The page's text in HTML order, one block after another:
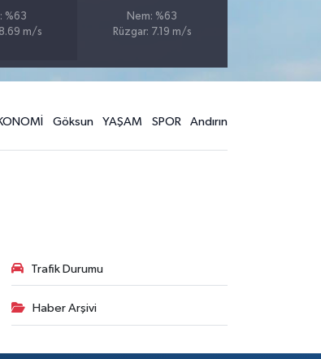
%63
m/s
Nem: %63
Rüzgar: 7.19 m/s
Göksun YAŞAM SPOR Andırın
Trafik Durumu
Haber Arşivi